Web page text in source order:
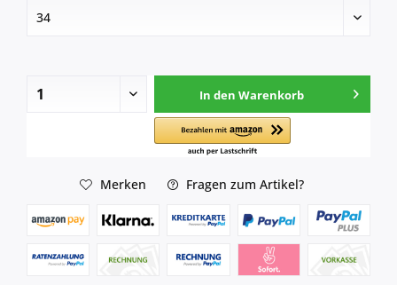
In den Warenkorb
Merken Fragen zum Artikel?